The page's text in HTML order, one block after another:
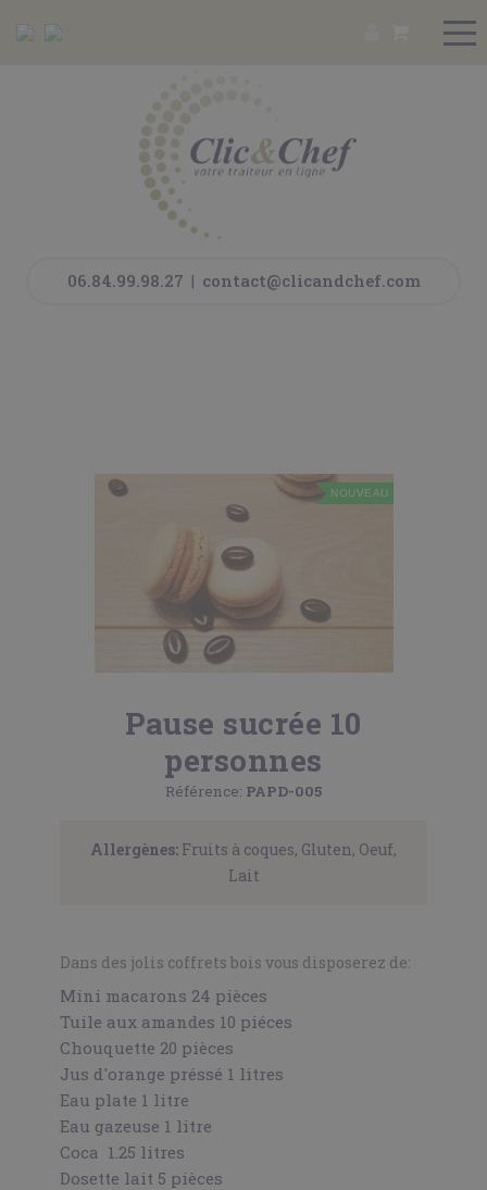
06.84.99.98.27 | contact@clicandchef.com
NOUVEAU
Pause sucrée 10
personnes
Référence: PAPD-005
Allergènes: Fruits à coques, Gluten, Oeuf,
Lait
Dans des jolis coffrets bois vous disposerez de:
Mini macarons 24 pièces
Tuile aux amandes 10 piéces
Chouquette 20 pièces
Jus d'orange préssé 1 litres
Eau plate 1 litre
Eau gazeuse 1 litre
Coca 1.25 litres
Dosette lait 5 pièces